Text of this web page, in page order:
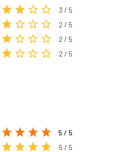
3 / 5
2 / 5
2 / 5
2 / 5
5 / 5
5 / 5